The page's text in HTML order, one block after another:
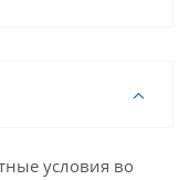
условия во